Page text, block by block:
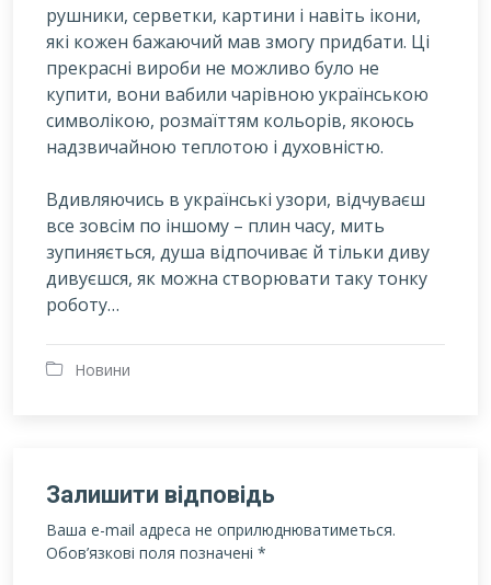
рушники, серветки, картини і навіть ікони,
які кожен бажаючий мав змогу придбати. Ці
прекрасні вироби не можливо було не
купити, вони вабили чарівною українською
символікою, розмаїттям кольорів, якоюсь
надзвичайною теплотою і духовністю.
Вдивляючись в українські узори, відчуваєш
все зовсім по іншому – плин часу, мить
зупиняється, душа відпочиває й тільки диву
дивуєшся, як можна створювати таку тонку
роботу…
Новини
Залишити відповідь
Ваша e-mail адреса не оприлюднюватиметься.
Обов’язкові поля позначені *